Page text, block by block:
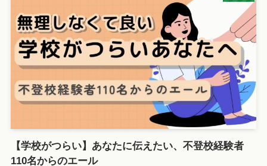
【学校がつらい】あなたに伝えたい、不登校経験者
110名からのエール